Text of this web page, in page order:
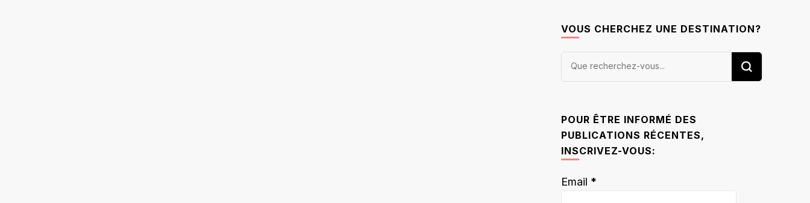
VOUS CHERCHEZ UNE DESTINATION?
Vous
POUR ÊTRE INFORMÉ DES
PUBLICATIONS RÉCENTES,
INSCRIVEZ-VOUS:
Email *